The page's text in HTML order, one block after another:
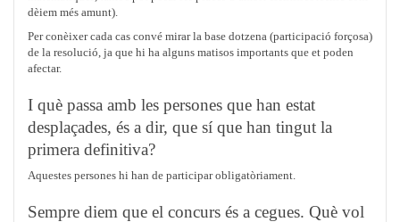
dèiem més amunt).
Per conèixer cada cas convé mirar la base dotzena (participació forçosa)
de la resolució, ja que hi ha alguns matisos importants que et poden
afectar.
I què passa amb les persones que han estat
desplaçades, és a dir, que sí que han tingut la
primera definitiva?
Aquestes persones hi han de participar obligatòriament.
Sempre diem que el concurs és a cegues. Què vol